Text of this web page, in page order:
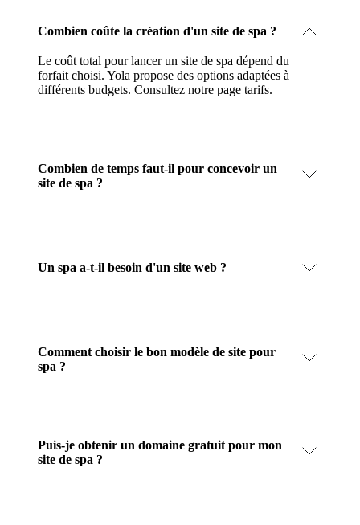
Combien coûte la création d'un site de spa ?
Le coût total pour lancer un site de spa dépend du
forfait choisi. Yola propose des options adaptées à
différents budgets. Consultez notre page tarifs.
Combien de temps faut-il pour concevoir un
site de spa ?
Un spa a-t-il besoin d'un site web ?
Comment choisir le bon modèle de site pour
spa ?
Puis-je obtenir un domaine gratuit pour mon
site de spa ?